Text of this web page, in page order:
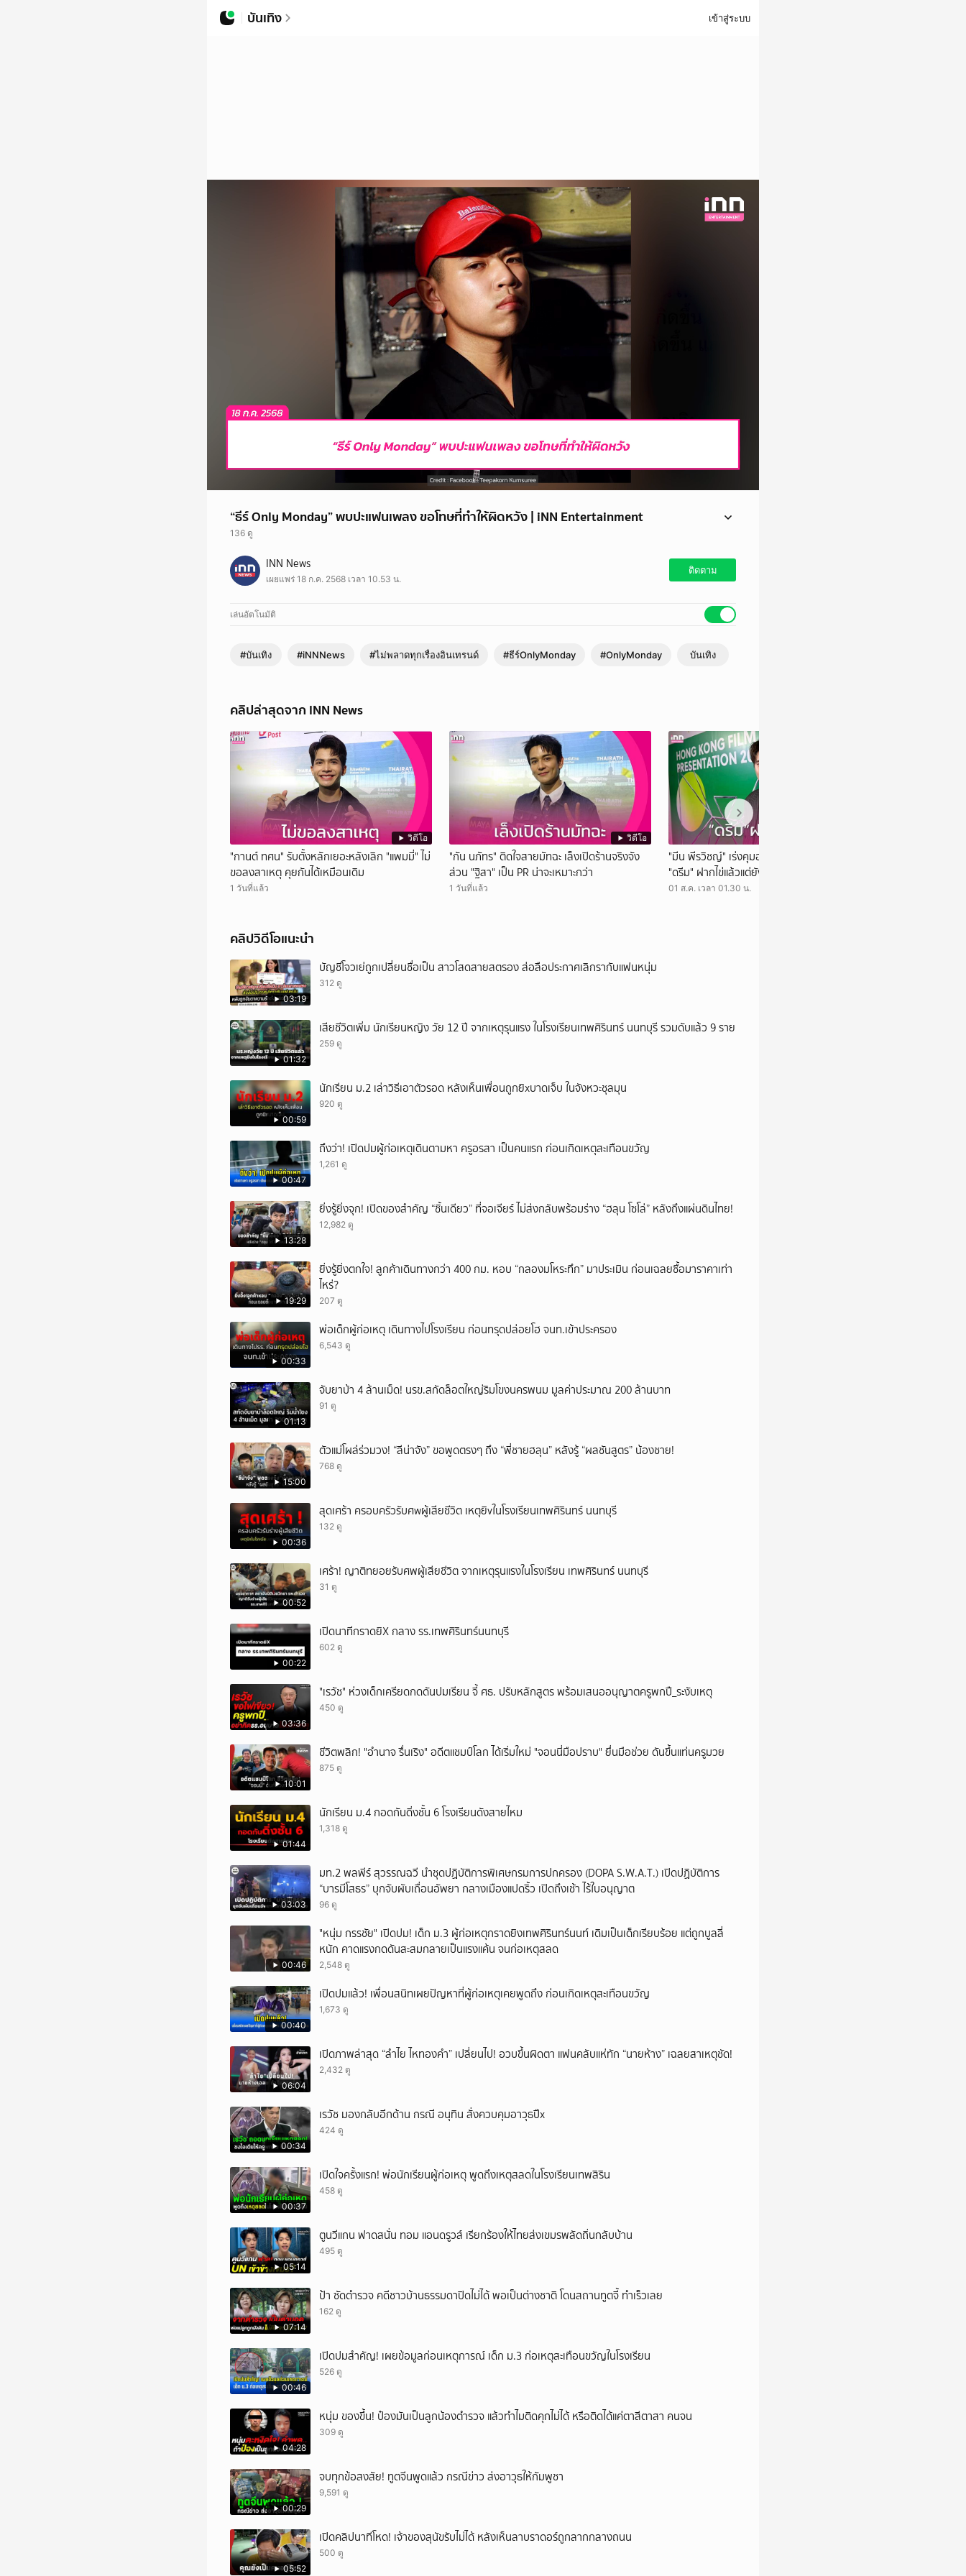
บันเทิง เข้าสู่ระบบ
“ธีร์ Only Monday” พบปะแฟนเพลง ขอโทษที่ทำให้ผิดหวัง | iNN Entertainment
136 ดู
“ธีร์ Only Monday” พบปะแฟนเพลง หลังดราม่านอกใจ ขอโทษที่ทำให้ผิดหวัง ลั่น! หัวจ่ายเพลงเศร้า ก็ยังเป็นหัวจ่ายเพลงเศร้า
เรียกได้ว่ากลายเป็นประเด็นใหญเลยทีเดียวสำกรณีของ “ธีร์ Only Monday” ที่นอกใจและนอกกายแฟนสาว จนเรื่องนี้ชาวเน็ตได
เข้ามาวิพากย์วิจารณ์กันอย่างมากมาย ซึ่งหลังจากนันไม่นานเจ้าตัวก็ได้ออกมาโพสต์ขอโทษและยอมรับผิดทั้งหมด
INN News
เผยแพร่ 18 ก.ค. 2568 เวลา 10.53 น.
ติดตาม
เล่นอัตโนมัติ
#บันเทิง #iNNNews #ไม่พลาดทุกเรื่องอินเทรนด์ #ธีร์OnlyMonday #OnlyMonday บันเทิง
คลิปล่าสุดจาก INN News
วิดีโอ
"กานต์ ทศน" รับตั้งหลักเยอะหลังเลิก "แพมมี่" ไม่
ขอลงสาเหตุ คุยกันได้เหมือนเดิม
1 วันที่แล้ว
วิดีโอ
"กัน นภัทร" ติดใจสายมัทฉะ เล็งเปิดร้านจริงจัง
ส่วน "ฐิสา" เป็น PR น่าจะเหมาะกว่า
1 วันที่แล้ว
"มีน พีรวิชญ์" เร่งคุมอาหาร เหตุไขมันพุ่ง เผย
"ดรีม" ฝากไข่แล้วแต่ยังไม่เร่งแต่ง
01 ส.ค. เวลา 01.30 น.
คลิปวิดีโอแนะนำ
03:19
บัญชีโจวเย่ถูกเปลี่ยนชื่อเป็น สาวโสดสายสตรอง ส่อลือประกาศเลิกรากับแฟนหนุ่ม
312 ดู
01:32
เสียชีวิตเพิ่ม นักเรียนหญิง วัย 12 ปี จากเหตุรุนแรง ในโรงเรียนเทพศิรินทร์ นนทบุรี รวมดับแล้ว 9 ราย
259 ดู
00:59
นักเรียน ม.2 เล่าวิธีเอาตัวรอด หลังเห็นเพื่อนถูกยิxบาดเจ็บ ในจังหวะชุลมุน
920 ดู
00:47
ถึงว่า! เปิดปมผู้ก่อเหตุเดินตามหา ครูอรสา เป็นคนแรก ก่อนเกิดเหตุสะเทือนขวัญ
1,261 ดู
13:28
ยิ่งรู้ยิ่งจุก! เปิดของสำคัญ “ชิ้นเดียว” ที่จอเจียร์ ไม่ส่งกลับพร้อมร่าง “ฮลุน โซโล่” หลังถึงแผ่นดินไทย!
12,982 ดู
19:29
ยิ่งรู้ยิ่งตกใจ! ลูกค้าเดินทางกว่า 400 กม. หอบ “กลองมโหระทึก” มาประเมิน ก่อนเฉลยซื้อมาราคาเท่า
ไหร่?
207 ดู
00:33
พ่อเด็กผู้ก่อเหตุ เดินทางไปโรงเรียน ก่อนทรุดปล่อยโฮ จนท.เข้าประครอง
6,543 ดู
01:13
จับยาบ้า 4 ล้านเม็ด! นรข.สกัดล็อตใหญ่ริมโขงนครพนม มูลค่าประมาณ 200 ล้านบาท
91 ดู
15:00
ตัวแม่โผล่ร่วมวง! “ลีน่าจัง” ขอพูดตรงๆ ถึง “พี่ชายฮลุน” หลังรู้ “ผลชันสูตร” น้องชาย!
768 ดู
00:36
สุดเศร้า ครอบครัวรับศwผู้เสียชีวิต เหตุยิvในโรงเรียนเทพศิรินทร์ นนทบุรี
132 ดู
00:52
เศร้า! ญาติทยอยรับศพผู้เสียชีวิต จากเหตุรุนแรงในโรงเรียน เทพศิรินทร์ นนทบุรี
31 ดู
00:22
เปิดนาทีกราดยิX กลาง รร.เทพศิรินทร์นนทบุรี
602 ดู
03:36
"เรวัช" ห่วงเด็กเครียดกดดันปมเรียน จี้ ศธ. ปรับหลักสูตร พร้อมเสนออนุญาตครูพกปื_ระงับเหตุ
450 ดู
10:01
ชีวิตพลิก! "อำนาจ รื่นเริง" อดีตแชมป์โลก ได้เริ่มใหม่ "จอนนี่มือปราบ" ยื่นมือช่วย ดันขึ้นแท่นครูมวย
875 ดู
01:44
นักเรียน ม.4 กอดกันดิ่งชั้น 6 โรงเรียนดังสายไหม
1,318 ดู
03:03
มท.2 พลพีร์ สุวรรณฉวี นำชุดปฏิบัติการพิเศษกรมการปกครอง (DOPA S.W.A.T.) เปิดปฏิบัติการ
“บารมีโสธร” บุกจับผับเถื่อนอัพยา กลางเมืองแปดริ้ว เปิดถึงเช้า ไร้ใบอนุญาต
96 ดู
00:46
"หนุ่ม กรรชัย" เปิดปม! เด็ก ม.3 ผู้ก่อเหตุกราดยิงเทพศิรินทร์นนท์ เดิมเป็นเด็กเรียบร้อย แต่ถูกบูลลี่
หนัก คาดแรงกดดันสะสมกลายเป็นแรงแค้น จนก่อเหตุสลด
2,548 ดู
00:40
เปิดปมแล้ว! เพื่อนสนิทเผยปัญหาที่ผู้ก่อเหตุเคยพูดถึง ก่อนเกิดเหตุสะเทือนขวัญ
1,673 ดู
06:04
เปิดภาพล่าสุด “ลำไย ไหทองคำ” เปลี่ยนไป! อวบขึ้นผิดตา แฟนคลับแห่ทัก “นายห้าง” เฉลยสาเหตุชัด!
2,432 ดู
00:34
เรวัช มองกลับอีกด้าน กรณี อนุทิน สั่งควบคุมอาวุธปืx
424 ดู
00:37
เปิดใจครั้งแรก! พ่อนักเรียนผู้ก่อเหตุ พูดถึงเหตุสลดในโรงเรียนเทพสิริน
458 ดู
05:14
ตูนวีแกน ฟาดสนั่น ทอม แอนดรูวส์ เรียกร้องให้ไทยส่งเขมรพลัดถิ่นกลับบ้าน
495 ดู
07:14
ป้า ซัดตำรวจ คดีชาวบ้านธรรมดาปิดไม่ได้ พอเป็นต่างชาติ โดนสถานทูตจี้ ทำเร็วเลย
162 ดู
00:46
เปิดปมสำคัญ! เผยข้อมูลก่อนเหตุการณ์ เด็ก ม.3 ก่อเหตุสะเทือนขวัญในโรงเรียน
526 ดู
04:28
หนุ่ม ของขึ้น! ป๋องมันเป็นลูกน้องตำรวจ แล้วทำไมติดคุกไม่ได้ หรือติดได้แค่ตาสีตาสา คนจน
309 ดู
00:29
จบทุกข้อสงสัย! ทูตจีนพูดแล้ว กรณีข่าว ส่งอาวุธให้กัมพูชา
9,591 ดู
05:52
เปิดคลิปนาทีโหด! เจ้าของสุนัขรับไม่ได้ หลังเห็นลาบราดอร์ถูกลากกลางถนน
500 ดู